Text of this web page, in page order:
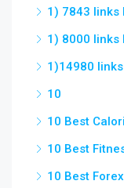
1) 7843 links
1) 8000 links
1)14980
10
10 Best
10 Best
10 Best